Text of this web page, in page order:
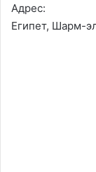
Адрес:
Египет, Шарм-